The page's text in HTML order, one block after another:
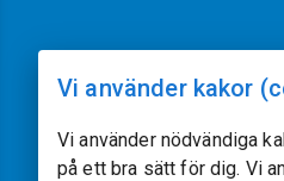
Vi använder kakor
Vi använder nödvändiga
på ett bra sätt för dig. Vi